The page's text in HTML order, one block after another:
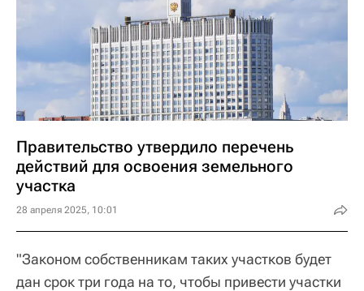
Правительство утвердило перечень
действий для освоения земельного
участка
28 апреля 2025, 10:01
"Законом собственникам таких участков будет
дан срок три года на то, чтобы привести участки